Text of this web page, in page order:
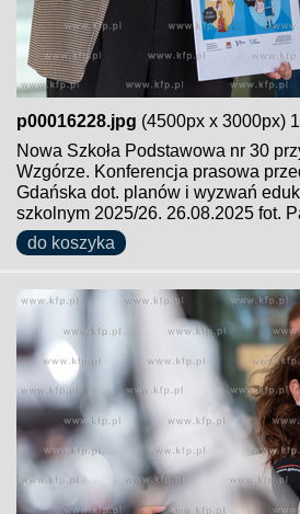
p00016228.jpg (4500px x 3000px)
Nowa Szkoła Podstawowa nr 30
Wzgórze. Konferencja prasowa
Gdańska dot. planów i wyzwań
szkolnym 2025/26. 26.08.2025 fot.
do koszyka